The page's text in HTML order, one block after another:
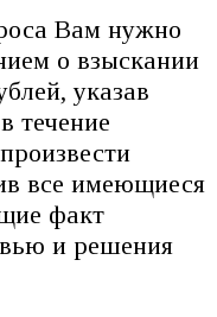
Вам нужно
о взыскании
указав
течение
все имеющиеся
факт
и решения